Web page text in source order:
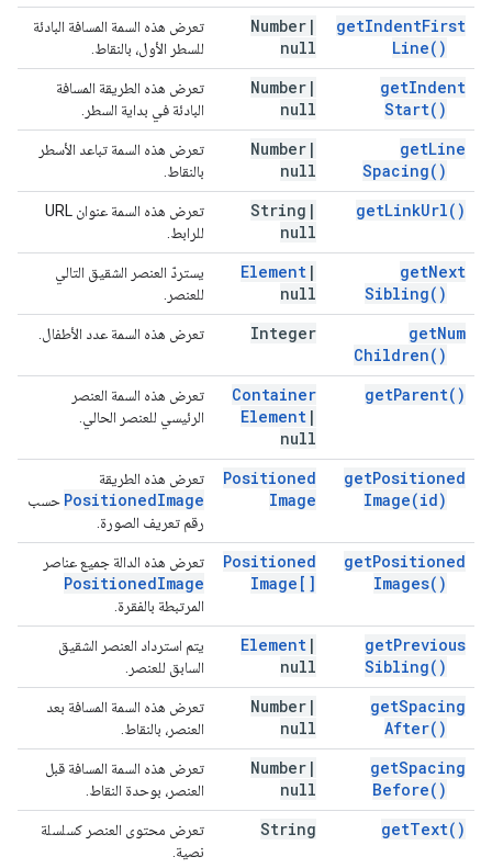
getIndentFirst
Line( )
Number |
null
تعرض هذه السمة المسافة البادئة
للسطر الأول، بالنقاط.
getIndent
Start( )
Number |
null
تعرض هذه الطريقة المسافة
البادئة في بداية السطر.
getLine
Spacing( )
Number |
null
تعرض هذه السمة تباعد الأسطر
بالنقاط.
getLinkUrl( )
String |
null
تعرض هذه السمة عنوان URL
للرابط.
getNext
Sibling( )
Element |
null
يستردّ العنصر الشقيق التالي
للعنصر.
getNum
Children( )
Integer تعرض هذه السمة عدد الأطفال.
getParent( )
Container
Element |
null
تعرض هذه السمة العنصر
الرئيسي للعنصر الحالي.
getPositioned
Image(id)
Positioned
Image
تعرض هذه الطريقة
PositionedImage
حسب
رقم تعريف الصورة.
getPositioned
Images( )
Positioned
Image[]
تعرض هذه الدالة جميع عناصر
PositionedImage
المرتبطة بالفقرة.
getPrevious
Sibling( )
Element |
null
يتم استرداد العنصر الشقيق
السابق للعنصر.
getSpacing
After( )
Number |
null
تعرض هذه السمة المسافة بعد
العنصر، بالنقاط.
getSpacing
Before( )
Number |
null
تعرض هذه السمة المسافة قبل
العنصر، بوحدة النقاط.
getText( )
String
تعرض محتوى العنصر كسلسلة
نصية.